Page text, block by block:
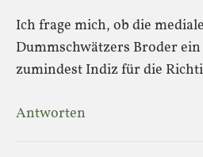
Ich frage mich, ob die
Dummschwätzers Broder
zumindest Indiz für die
Antworten